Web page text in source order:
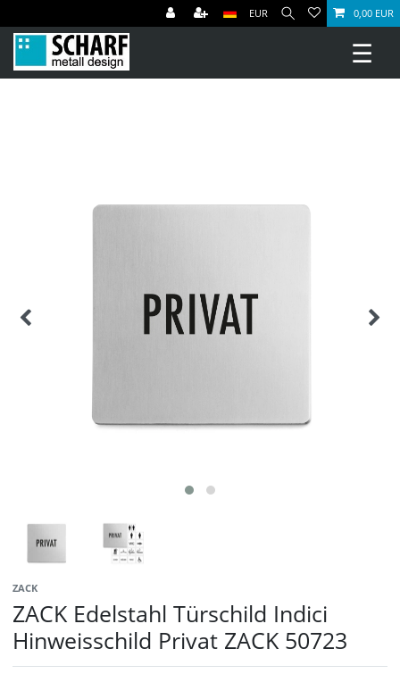
EUR 0,00 EUR
☰
ZACK
ZACK Edelstahl Türschild Indici
Hinweisschild Privat ZACK 50723